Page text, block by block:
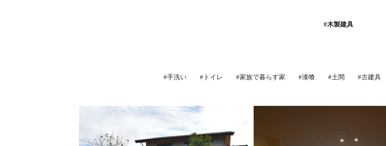
#木製建具
#手洗い #トイレ #家族で暮らす家 #漆喰 #土間 #古建具